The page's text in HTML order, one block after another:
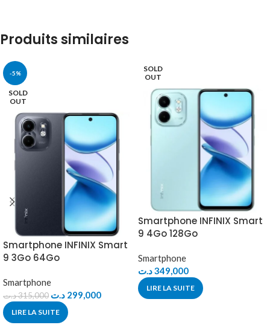
Produits similaires
-5%
SOLD
OUT
Smartphone INFINIX Smart
9 3Go 64Go
Smartphone
315,000د.ت 299,000 د.ت
LIRE LA SUITE
SOLD
OUT
Smartphone INFINIX Smart
9 4Go 128Go
Smartphone
349,000د.ت
LIRE LA SUITE